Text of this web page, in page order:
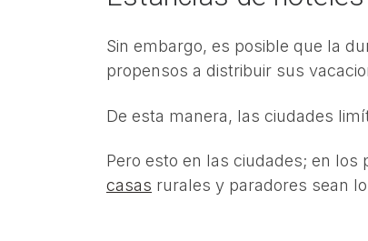
Sin embargo, es posible que la
propensos a distribuir sus
De esta manera, las ciudades
Pero esto en las ciudades; en
casas rurales y paradores sean